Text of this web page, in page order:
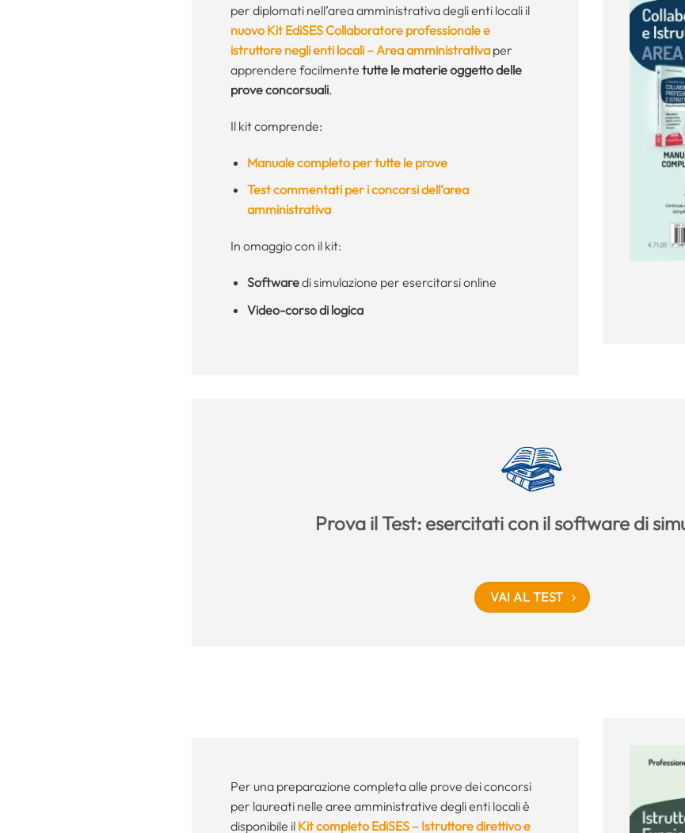
per diplomati nell’area amministrativa degli enti locali il
nuovo Kit EdiSES Collaboratore professionale e
istruttore negli enti locali – Area amministrativaper
apprendere facilmente tutte le materie oggetto delle
prove concorsuali.
Il kit comprende:
Manuale completo per tutte le prove
Test commentati per i concorsi dell’area
amministrativa
In omaggio con il kit:
Softwaredi simulazione per esercitarsi online
Video-corso di logica
Prova il Test: esercitati con il software di
VAI AL TEST
Per una preparazione completa alle prove dei concorsi
per laureati nelle aree amministrative degli enti locali è
disponibile il Kit completo EdiSES – Istruttore direttivo e